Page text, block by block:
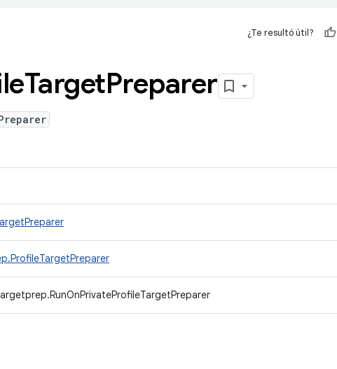
¿Te resultó útil?
TargetPreparer